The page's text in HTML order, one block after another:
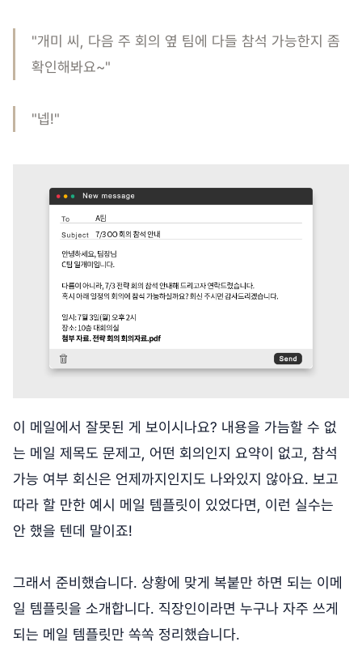
"개미 씨, 다음 주 회의 옆 팀에 다들 참석 가능한지 좀
확인해봐요~"
"넵!"
이 메일에서 잘못된 게 보이시나요? 내용을 가늠할 수 없
는 메일 제목도 문제고, 어떤 회의인지 요약이 없고, 참석
가능 여부 회신은 언제까지인지도 나와있지 않아요. 보고
따라 할 만한 예시 메일 템플릿이 있었다면, 이런 실수는
안 했을 텐데 말이죠!
그래서 준비했습니다. 상황에 맞게 복붙만 하면 되는 이메
일 템플릿을 소개합니다. 직장인이라면 누구나 자주 쓰게
되는 메일 템플릿만 쏙쏙 정리했습니다.